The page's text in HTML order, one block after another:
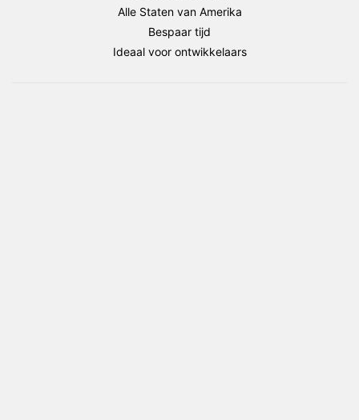
package
(Amerikaanse
aantal
Alle Staten van Amerika
Bespaar tijd
Ideaal voor ontwikkelaars